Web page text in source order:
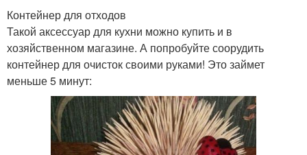
Контейнер для отходов
Такой аксессуар для кухни можно купить и в
хозяйственном магазине. А попробуйте соорудить
контейнер для очисток своими руками! Это займет
меньше 5 минут: